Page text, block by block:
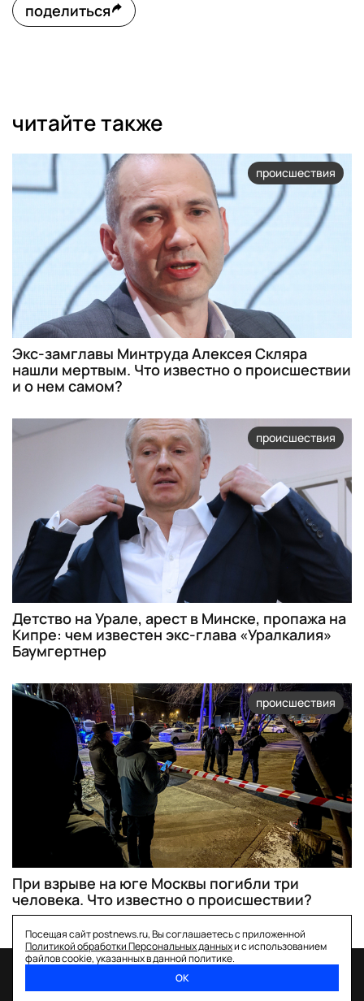
поделиться
читайте также
происшествия
Экс-замглавы Минтруда Алексея Скляра
нашли мертвым. Что известно о происшествии
и о нем самом?
происшествия
Детство на Урале, арест в Минске, пропажа на
Кипре: чем известен экс-глава «Уралкалия»
Баумгертнер
происшествия
При взрыве на юге Москвы погибли три
человека. Что известно о происшествии?
Посещая сайт postnews.ru, Вы соглашаетесь с приложенной
Политикой обработки Персональных данныхи с использованием
файлов cookie, указанных в данной политике.
ОК